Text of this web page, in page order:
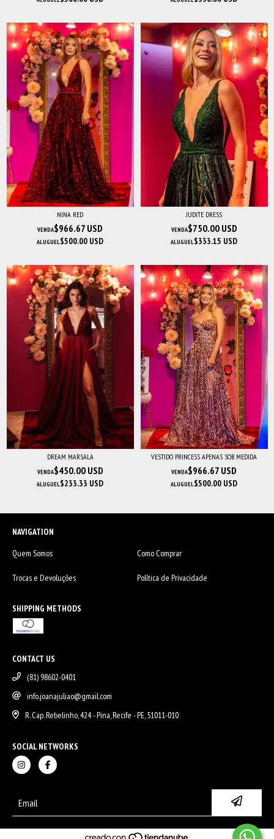
NINA RED
VENDA$966.67 USD
ALUGUEL$500.00 USD
JUDITE DRESS
VENDA$750.00 USD
ALUGUEL$333.15 USD
DREAM MARSALA
VENDA$450.00 USD
ALUGUEL$233.33 USD
VESTIDO PRINCESS APENAS SOB MEDIDA
VENDA$966.67 USD
ALUGUEL$500.00 USD
NAVIGATION
Quem Somos
Como Comprar
Trocas e Devoluções Política de Privacidade
SHIPPING METHODS
CONTACT US
(81) 98602-0401
info.joanajuliao@gmail.com
R. Cap. Rebelinho, 424 - Pina, Recife - PE, 51011-010
SOCIAL NETWORKS